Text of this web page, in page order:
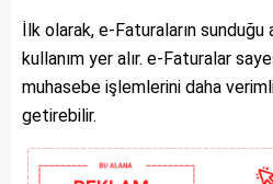
İlk olarak, e-Faturaların sunduğu
kullanım yer alır. e-Faturalar
muhasebe işlemlerini daha
getirebilir.